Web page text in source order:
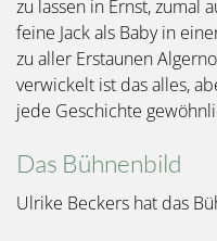
zu lassen in Ernst, zumal
feine Jack als Baby in
zu aller Erstaunen
verwickelt ist das alles,
jede Geschichte
Das Bühnenbild
Ulrike Beckers hat das